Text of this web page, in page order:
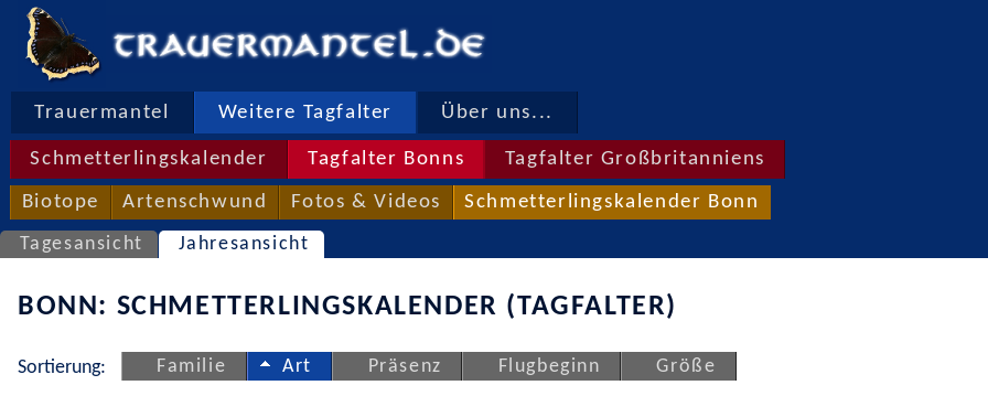
Trauermantel Weitere Tagfalter Über uns...
Schmetterlingskalender Tagfalter Bonns Tagfalter Großbritanniens
Biotope Artenschwund Fotos & Videos Schmetterlingskalender Bonn
Tagesansicht Jahresansicht
BONN: SCHMETTERLINGSKALENDER (TAGFALTER)
Sortierung: Familie Art Präsenz Flugbeginn Größe